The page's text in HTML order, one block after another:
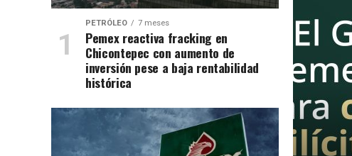
PETRÓLEO 7 meses
Pemex reactiva fracking en
Chicontepec con aumento de
inversión pese a baja rentabilidad
histórica